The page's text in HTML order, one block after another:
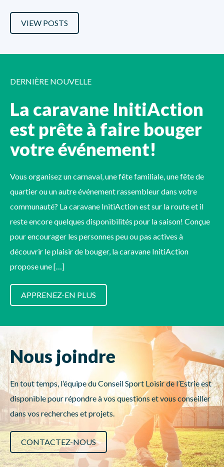
VIEW POSTS
DERNIÈRE NOUVELLE
La caravane InitiAction
est prête à faire bouger
votre événement!
Vous organisez un carnaval, une fête familiale, une fête de
quartier ou un autre événement rassembleur dans votre
communauté? La caravane InitiAction est sur la route et il
reste encore quelques disponibilités pour la saison! Conçue
pour encourager les personnes peu ou pas actives à
découvrir le plaisir de bouger, la caravane InitiAction
propose une […]
APPRENEZ-EN PLUS
Nous joindre
En tout temps, l’équipe du Conseil Sport Loisir de l’Estrie est
disponible pour répondre à vos questions et vous conseiller
dans vos recherches et projets.
CONTACTEZ-NOUS